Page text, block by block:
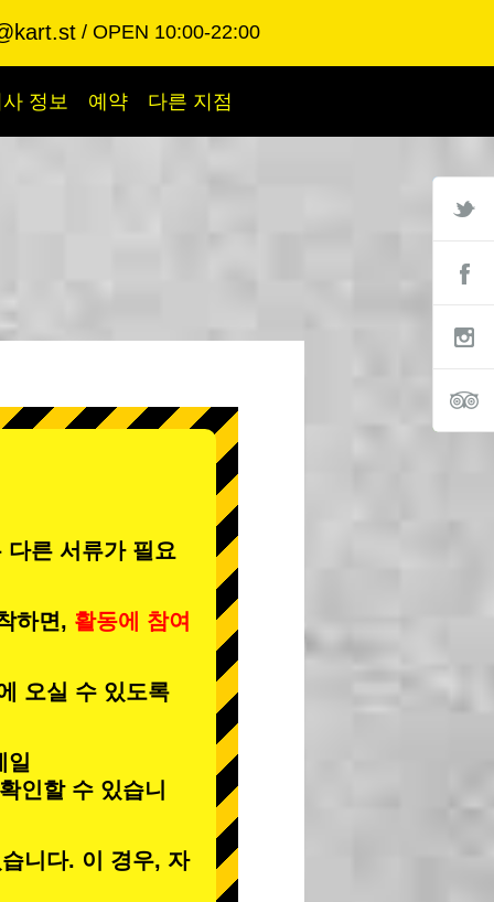
OPEN 10:00-22:00
정보 예약 다른 지점
른 서류가 필요
하면, 활동에 참여
오실 수 있도록
일
인할 수 있습니
니다. 이 경우, 자